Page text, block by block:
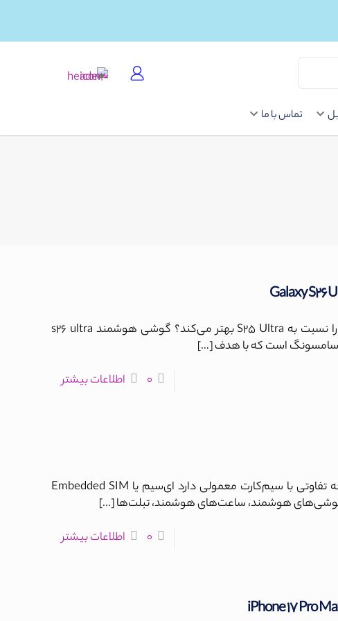
تماس با ما
چه چیزهایی واقعاً S26 Ultra را نسبت به S25 Ultra بهتر می‌کند؟ گوشی هوشمند s26 ultra
سامسونگ است که با هدف[…]
0
اطلاعات بیشتر
ای‌سیم ( eSIM ) چیست؟ و چه تفاوتی با سیم‌کارت معمولی دارد ای‌سیم یا Embedded SIM
گوشی‌های هوشمند، ساعت‌های هوشمند، تبلت‌ها[…]
0
اطلاعات بیشتر